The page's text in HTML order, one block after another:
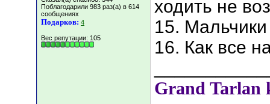
Поблагодарили 983 раз(а) в 614
сообщениях
Подарков: 4
Вес репутации: 105
ходить не
15.
16. Как все
Grand Tarlan